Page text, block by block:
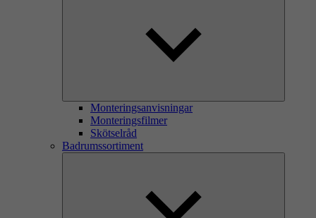
Monteringsanvisningar
Monteringsfilmer
Skötselråd
Badrumssortiment